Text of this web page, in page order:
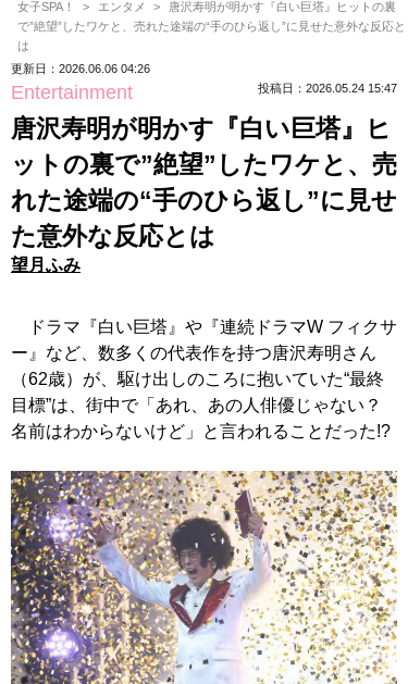
女子SPA！ エンタメ
唐沢寿明が明かす『白い巨塔』ヒットの裏
で”絶望”したワケと、売れた途端の“手のひら返し”に見せた意外な反応と
は
更新日：2026.06.06 04:26
Entertainment 投稿日：2026.05.24 15:47
唐沢寿明が明かす『白い巨塔』ヒ
ットの裏で”絶望”したワケと、売
れた途端の“手のひら返し”に見せ
た意外な反応とは
望月ふみ
ドラマ『白い巨塔』や『連続ドラマW フィクサ
ー』など、数多くの代表作を持つ唐沢寿明さん
（62歳）が、駆け出しのころに抱いていた“最終
目標”は、街中で「あれ、あの人俳優じゃない？
名前はわからないけど」と言われることだった!?